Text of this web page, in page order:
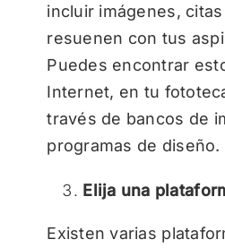
incluir imágenes,
resuenen con tus
Puedes encontrar
Internet, en tu
través de bancos de
programas de diseño.
Elija una
Existen varias